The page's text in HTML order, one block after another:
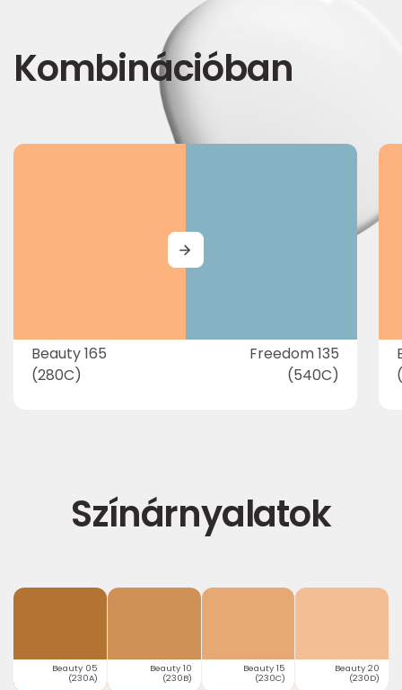
Kombinációban
Beauty 165
(280C)
Freedom 135
(540C)
MORE
Színárnyalatok
Beauty 05
(230A)
Beauty 10
(230B)
Beauty 15
(230C)
Beauty 20
(230D)